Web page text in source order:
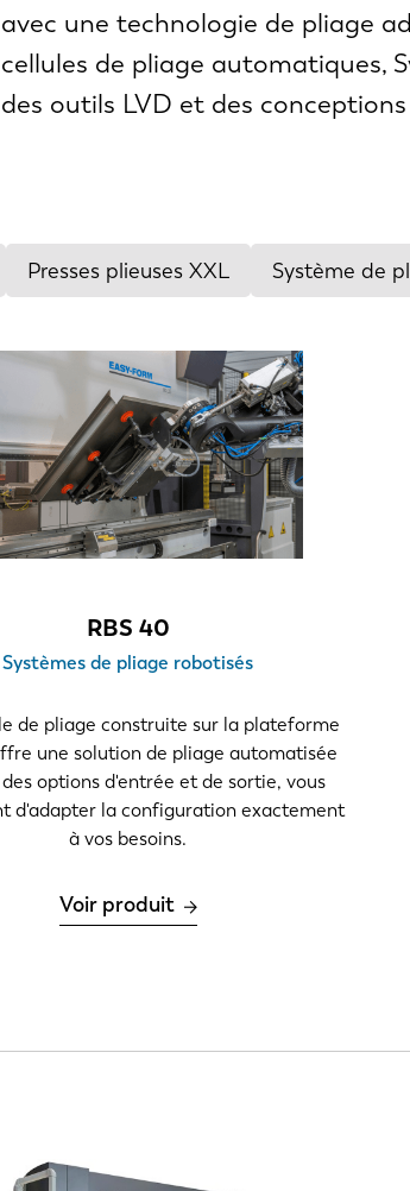
avec une technologie de pliage
cellules de pliage automatiques,
des outils LVD et des
Presses plieuses XXL Système de
RBS 40
Systèmes de pliage robotisés
de pliage construite sur la plateforme
une solution de pliage automatisée
options d'entrée et de sortie, vous
d'adapter la configuration exactement
à vos besoins.
Voir produit